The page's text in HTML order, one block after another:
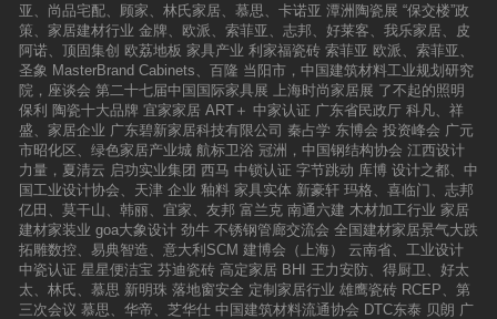
亚、尚品宅配、顾家、林氏家居、慕思、卡诺亚 潭洲陶瓷展 “保交楼”政
策、家居建材行业 金牌、欧派、索菲亚、志邦、好莱客、我乐家居、皮
阿诺、顶固集创 欧荔地板 家具产业 利家福瓷砖 索菲亚 欧派、索菲亚、
圣象 MasterBrand Cabinets、百隆 当阳市，中国建筑材料工业规划研究
院，座谈会 第二十七届中国国际家具展 上海时尚家居展 了不起的照明
保利 陶瓷十大品牌 宜家家居 ART＋ 中家认证 广东省民政厅 科凡、祥
盛、家居企业 广东碧新家居科技有限公司 秦占学 东博会 投资峰会 广元
市昭化区、绿色家居产业城 航标卫浴 冠洲，中国钢结构协会 江西设计
力量，夏清云 启功实业集团 西马 中锁认证 字节跳动 库博 设计之都、中
国工业设计协会、天津 企业 釉料 家具实体 新豪轩 玛格、喜临门、志邦
亿田、莫干山、韩丽、宜家、友邦 富兰克 南通六建 木材加工行业 家居
建材家装业 goa大象设计 劲牛 不锈钢管廊交流会 全国建材家居景气大跌
拓雕数控、易典智造、意大利SCM 建博会（上海）
云南省、工业设计
中瓷认证 星星便洁宝 芬迪瓷砖 高定家居 BHI 王力安防、得厨卫、好太
太、林氏、慕思 新明珠 落地窗安全 定制家居行业 雄鹰瓷砖 RCEP、第
三次会议 慕思、华帝、芝华仕 中国建筑材料流通协会 DTC东泰 贝朗 广